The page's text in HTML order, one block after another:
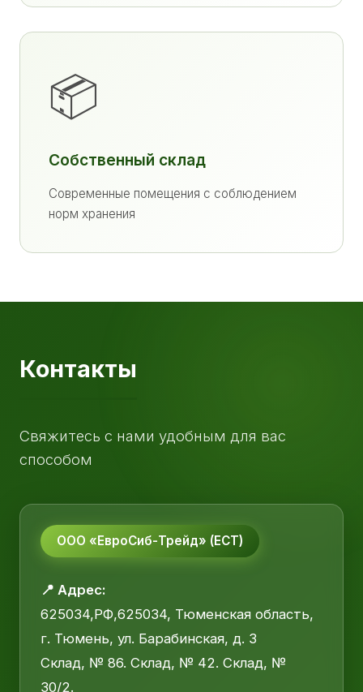
📦
Собственный склад
Современные помещения с соблюдением
норм хранения
Контакты
Свяжитесь с нами удобным для вас
способом
ООО «ЕвроСиб-Трейд» (ЕСТ)
📍 Адрес:
625034,РФ,625034, Тюменская область,
г. Тюмень, ул. Барабинская, д. 3
Склад, № 86. Склад, № 42. Склад, №
30/2.